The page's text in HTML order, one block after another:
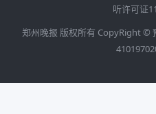
听许可证
郑州晚报 版权所有 CopyRight ©